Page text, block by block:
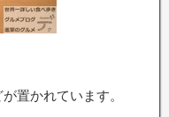
置かれています。